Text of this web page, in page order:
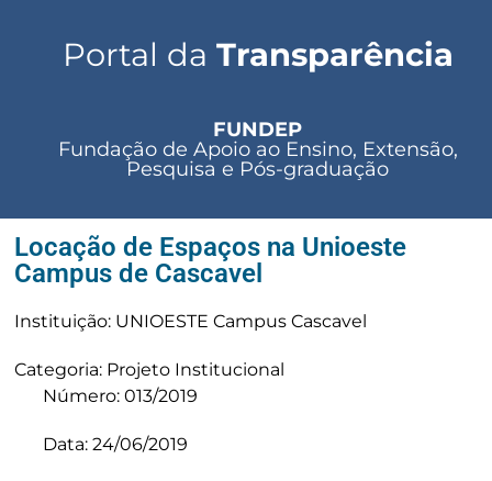
Portal da Transparência
FUNDEP
Fundação de Apoio ao Ensino, Extensão,
Pesquisa e Pós-graduação
Locação de Espaços na Unioeste
Campus de Cascavel
Instituição: UNIOESTE Campus Cascavel
Categoria: Projeto Institucional
Número: 013/2019
Data: 24/06/2019